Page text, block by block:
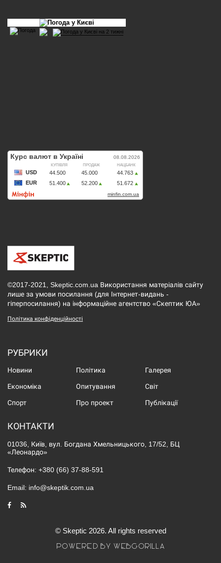
©2017-2021, Skeptic.com.ua Використання матеріалів сайту
лише за умови посилання (для Інтернет-видань -
гіперпосилання) на інформаційне агентство «Скептик ЮА»
Політика конфіденційності
РУБРИКИ
Новини Політика Галерея
Економіка Опитування Світ
Спорт Про проект Публікації
КОНТАКТИ
01036, Київ, вул. Богдана Хмельницького, 17/52, БЦ
«Леонардо»
Телефон: +380 (66) 37-88-591
Email: info@skeptik.com.ua
© Skeptic 2026. All rights reserved
POWERED BY WEBGORILLA